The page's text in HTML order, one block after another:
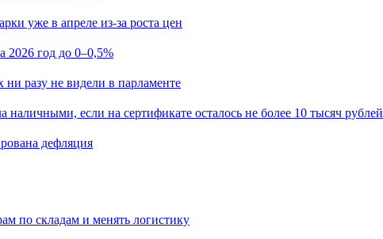
уже в апреле из-за роста цен
2026 год до 0–0,5%
разу не видели в парламенте
наличными, если на сертификате осталось не более 10 тысяч рублей
дефляция
по складам и менять логистику